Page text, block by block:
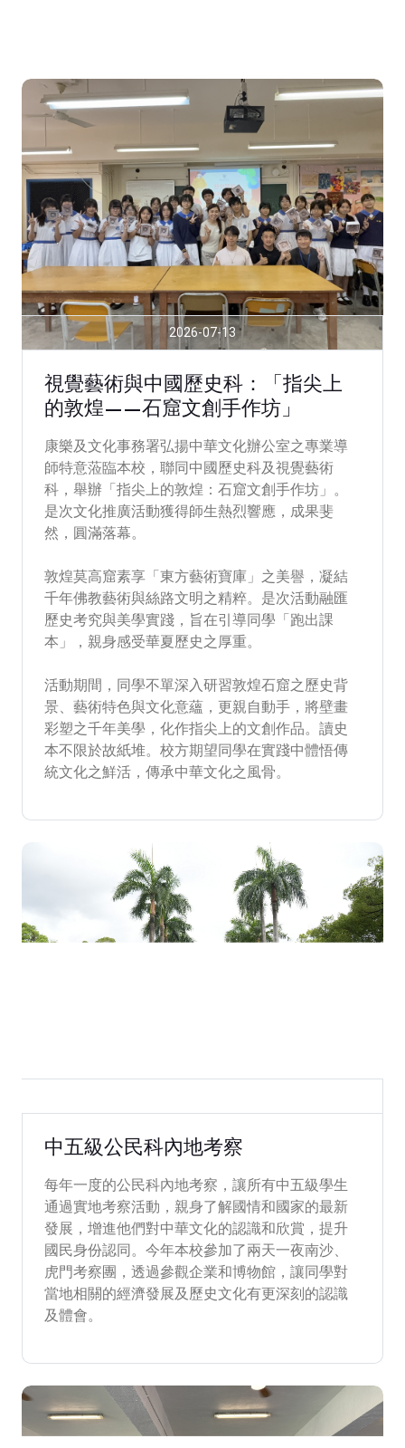
2026-07-13
視覺藝術與中國歷史科：「指尖上
的敦煌——石窟文創手作坊」
康樂及文化事務署弘揚中華文化辦公室之專業導
師特意蒞臨本校，聯同中國歷史科及視覺藝術
科，舉辦「指尖上的敦煌：石窟文創手作坊」。
是次文化推廣活動獲得師生熱烈響應，成果斐
然，圓滿落幕。
敦煌莫高窟素享「東方藝術寶庫」之美譽，凝結
千年佛教藝術與絲路文明之精粹。是次活動融匯
歷史考究與美學實踐，旨在引導同學「跑出課
本」，親身感受華夏歷史之厚重。
活動期間，同學不單深入研習敦煌石窟之歷史背
景、藝術特色與文化意蘊，更親自動手，將壁畫
彩塑之千年美學，化作指尖上的文創作品。讀史
本不限於故紙堆。校方期望同學在實踐中體悟傳
統文化之鮮活，傳承中華文化之風骨。
中五級公民科內地考察
每年一度的公民科內地考察，讓所有中五級學生
通過實地考察活動，親身了解國情和國家的最新
發展，增進他們對中華文化的認識和欣賞，提升
國民身份認同。今年本校參加了兩天一夜南沙、
虎門考察團，透過參觀企業和博物館，讓同學對
當地相關的經濟發展及歷史文化有更深刻的認識
及體會。